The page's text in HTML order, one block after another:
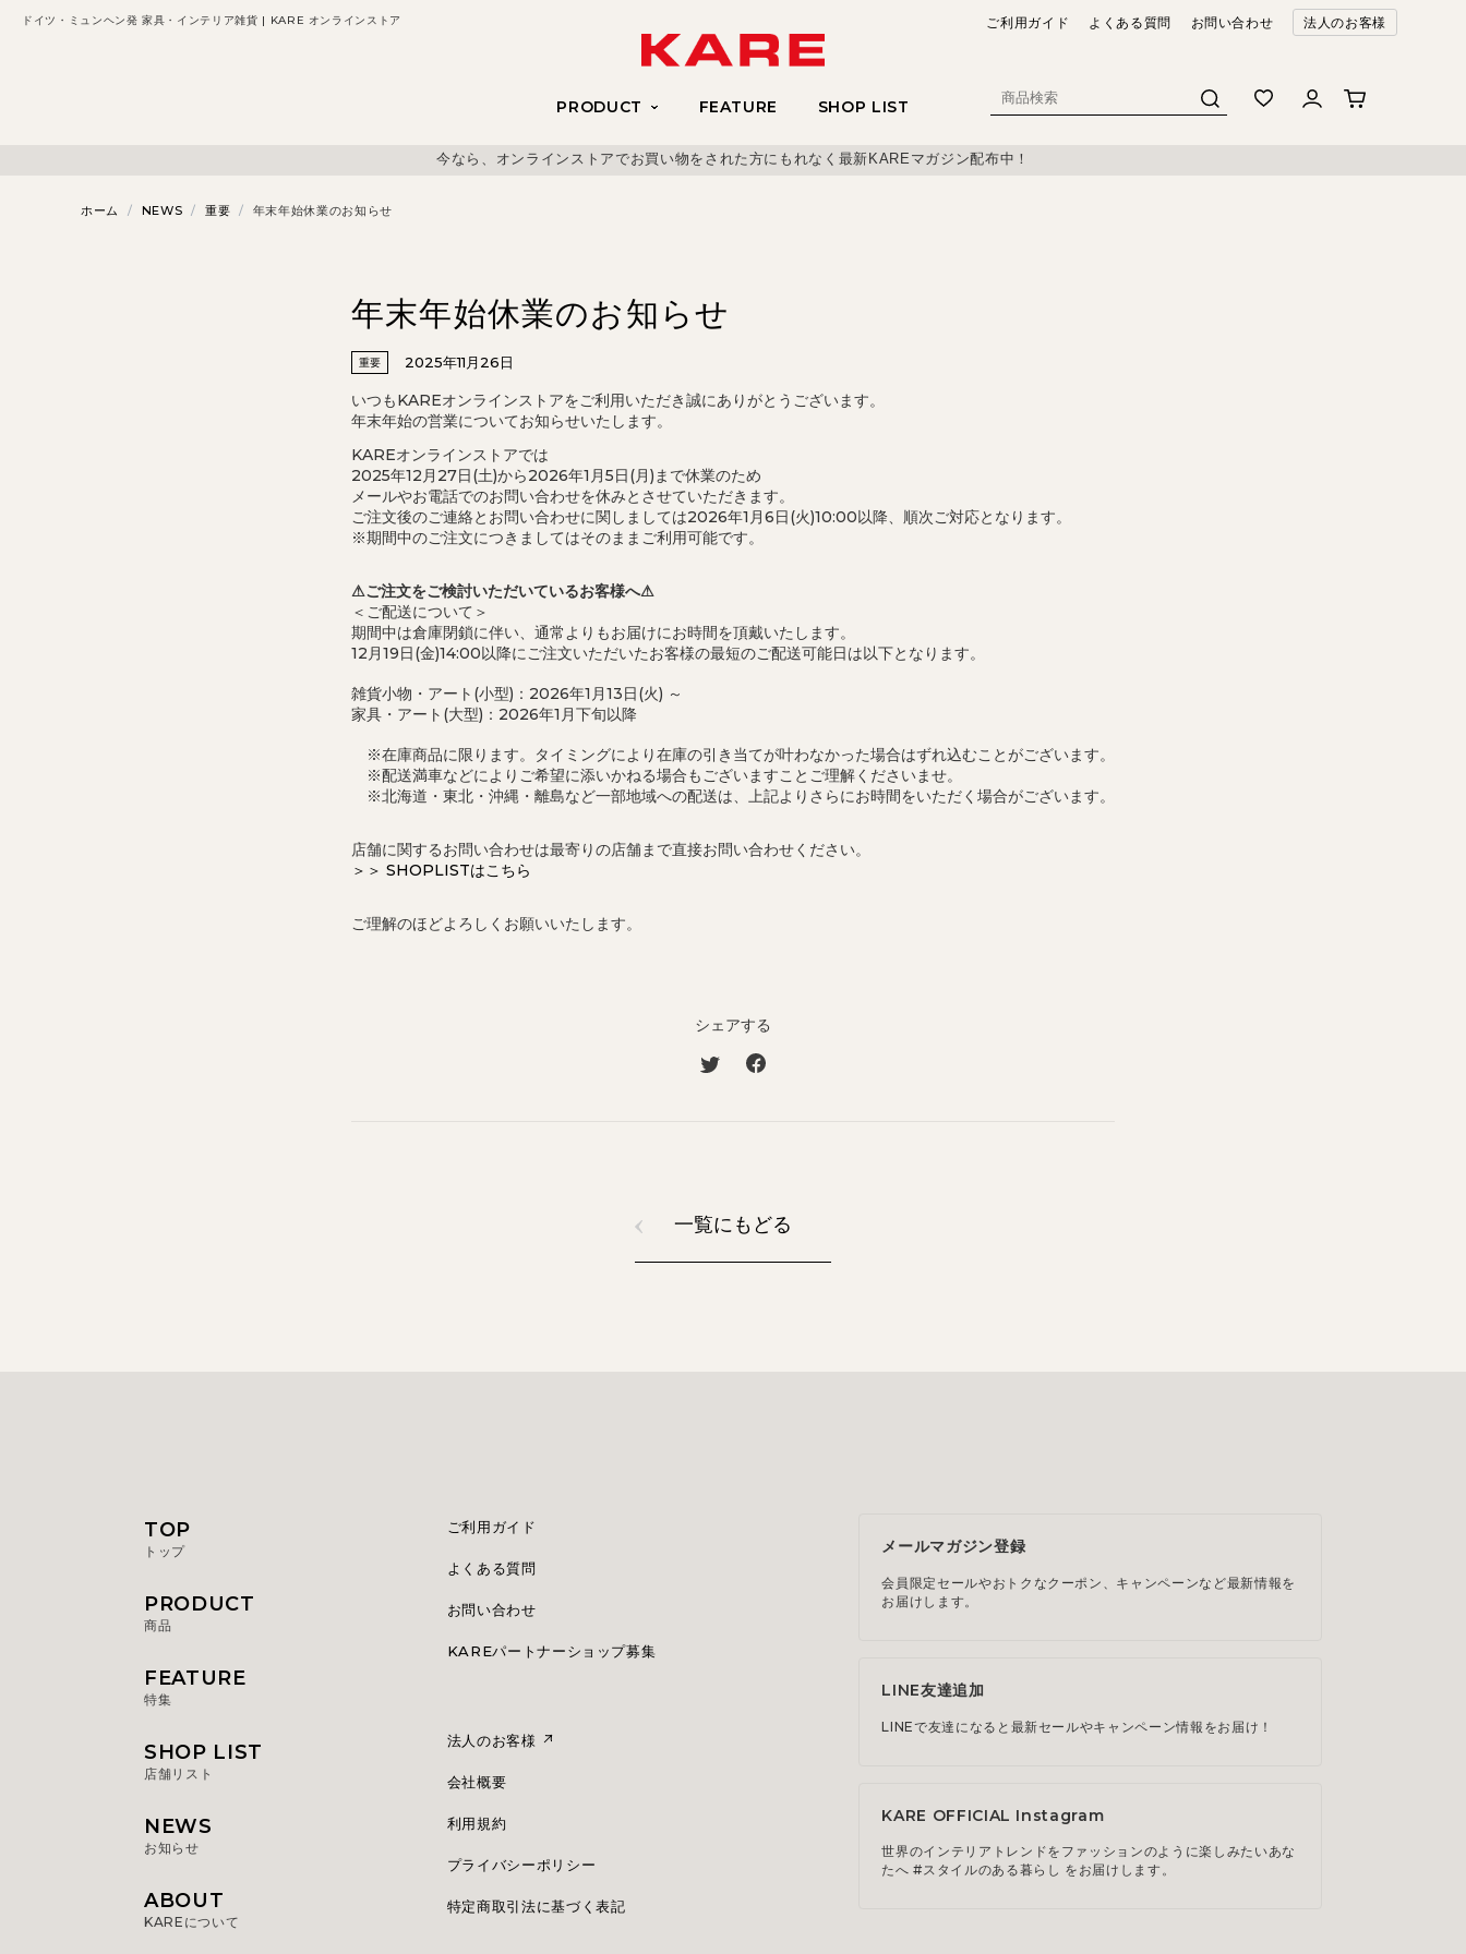
ドイツ・ミュンヘン発 家具・インテリア雑貨 | KARE オンラインストア ご利用ガイド よくある質問 お問い合わせ 法人のお客様
PRODUCT FEATURE SHOP LIST
今なら、オンラインストアでお買い物をされた方にもれなく最新KAREマガジン配布中！
ホーム / NEWS / 重要 / 年末年始休業のお知らせ
年末年始休業のお知らせ
重要 2025年11月26日
いつもKAREオンラインストアをご利用いただき誠にありがとうございます。
年末年始の営業についてお知らせいたします。
KAREオンラインストアでは
2025年12月27日(土)から2026年1月5日(月)まで休業のため
メールやお電話でのお問い合わせを休みとさせていただきます。
ご注文後のご連絡とお問い合わせに関しましては2026年1月6日(火)10:00以降、順次ご対応となります。
※期間中のご注文につきましてはそのままご利用可能です。
⚠ご注文をご検討いただいているお客様へ⚠
＜ご配送について＞
期間中は倉庫閉鎖に伴い、通常よりもお届けにお時間を頂戴いたします。
12月19日(金)14:00以降にご注文いただいたお客様の最短のご配送可能日は以下となります。
雑貨小物・アート(小型)：2026年1月13日(火) ～
家具・アート(大型)：2026年1月下旬以降
※在庫商品に限ります。タイミングにより在庫の引き当てが叶わなかった場合はずれ込むことがございます。
※配送満車などによりご希望に添いかねる場合もございますことご理解くださいませ。
※北海道・東北・沖縄・離島など一部地域への配送は、上記よりさらにお時間をいただく場合がございます。
店舗に関するお問い合わせは最寄りの店舗まで直接お問い合わせください。
＞＞ SHOPLISTはこちら
ご理解のほどよろしくお願いいたします。
シェアする
一覧にもどる
TOP
トップ
PRODUCT
商品
FEATURE
特集
SHOP LIST
店舗リスト
NEWS
お知らせ
ABOUT
KAREについて
ご利用ガイド
よくある質問
お問い合わせ
KAREパートナーショップ募集
法人のお客様
会社概要
利用規約
プライバシーポリシー
特定商取引法に基づく表記
メールマガジン登録
会員限定セールやおトクなクーポン、キャンペーンなど最新情報を
お届けします。
LINE友達追加
LINEで友達になると最新セールやキャンペーン情報をお届け！
KARE OFFICIAL Instagram
世界のインテリアトレンドをファッションのように楽しみたいあな
たへ #スタイルのある暮らし をお届けします。